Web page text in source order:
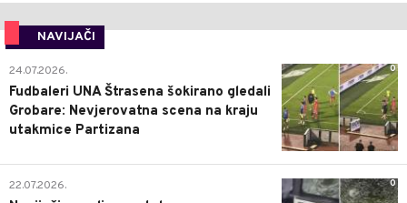
NAVIJAČI
0
24.07.2026.
Fudbaleri UNA Štrasena šokirano gledali
Grobare: Nevjerovatna scena na kraju
utakmice Partizana
0
22.07.2026.